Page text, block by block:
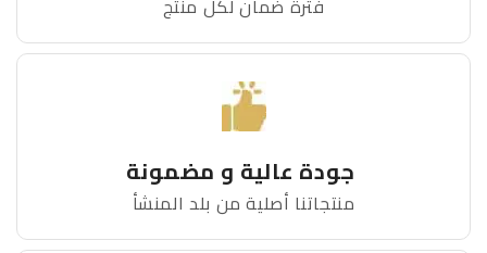
فترة ضمان لكل منتج
جودة عالية و مضمونة
منتجاتنا أصلية من بلد المنشأ